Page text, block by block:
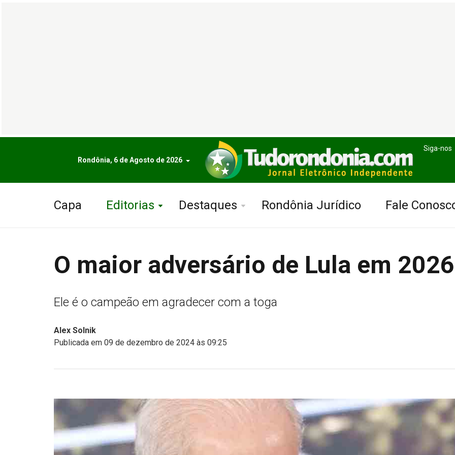
Rondônia, 6 de Agosto de 2026
Siga-nos
Capa Editorias Destaques Rondônia Jurídico Fale
O maior adversário de Lula em 2026
Ele é o campeão em agradecer com a toga
Alex Solnik
Publicada em 09 de dezembro de 2024 às 09:25